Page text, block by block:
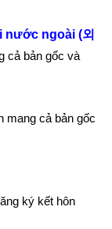
nước ngoài (외
cả bản gốc và
mang cả bản gốc
ký kết hôn